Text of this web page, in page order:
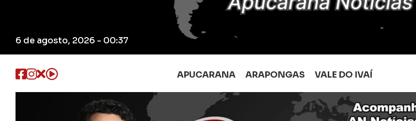
6 de agosto, 2026 - 00:37
APUCARANA ARAPONGAS VALE DO IVAÍ